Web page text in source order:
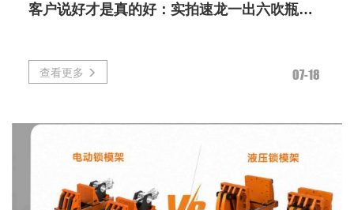
客户说好才是真的好：实拍速龙一出六吹瓶机，1L日化瓶量产效率如何翻倍
查看更多 07-18